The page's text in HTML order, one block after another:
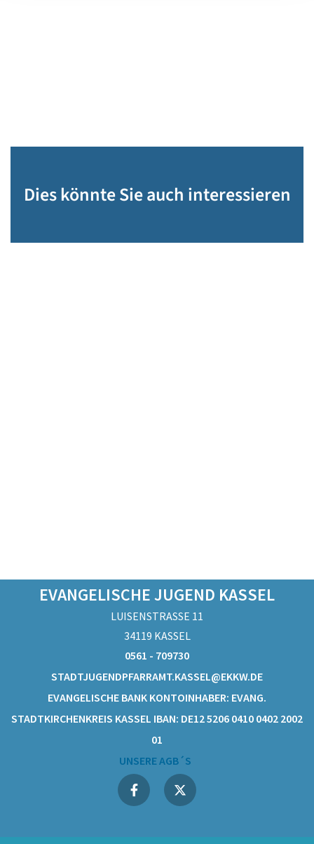
Dies könnte Sie auch interessieren
EVANGELISCHE JUGEND KASSEL
LUISENSTRASSE 11
34119 KASSEL
0561 - 709730
STADTJUGENDPFARRAMT.KASSEL@EKKW.DE
EVANGELISCHE BANK KONTOINHABER: EVANG.
STADTKIRCHENKREIS KASSEL IBAN: DE12 5206 0410 0402 2002
01
UNSERE AGB´S